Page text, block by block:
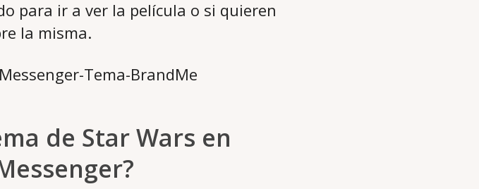
para ir a ver la película o si quieren
la misma.
de Star Wars en